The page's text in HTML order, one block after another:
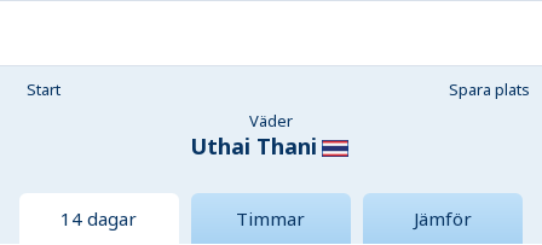
Start
Spara plats
Väder
Uthai Thani
14 dagar Timmar Jämför